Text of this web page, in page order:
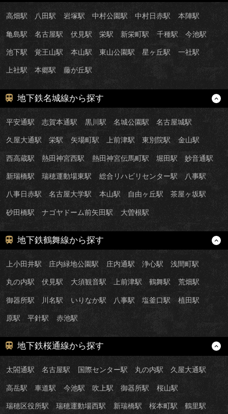
高畑駅 八田駅 岩塚駅 中村公園駅 中村日赤駅 本陣駅
亀島駅 名古屋駅 伏見駅 栄駅 新栄町駅 千種駅 今池駅
池下駅 覚王山駅 本山駅 東山公園駅 星ヶ丘駅 一社駅
上社駅 本郷駅 藤が丘駅
地下鉄名城線から探す
平安通駅 志賀本通駅 黒川駅 名城公園駅 名古屋城駅
久屋大通駅 栄駅 矢場町駅 上前津駅 東別院駅 金山駅
西高蔵駅 熱田神宮西駅 熱田神宮伝馬町駅 堀田駅 妙音通駅
新瑞橋駅 瑞穂運動場東駅 総合リハビリセンター駅 八事駅
八事日赤駅 名古屋大学駅 本山駅 自由ヶ丘駅 茶屋ヶ坂駅
砂田橋駅 ナゴヤドーム前矢田駅 大曽根駅
地下鉄鶴舞線から探す
上小田井駅 庄内緑地公園駅 庄内通駅 浄心駅 浅間町駅
丸の内駅 伏見駅 大須観音駅 上前津駅 鶴舞駅 荒畑駅
御器所駅 川名駅 いりなか駅 八事駅 塩釜口駅 植田駅
原駅 平針駅 赤池駅
地下鉄桜通線から探す
太閤通駅 名古屋駅 国際センター駅 丸の内駅 久屋大通駅
高岳駅 車道駅 今池駅 吹上駅 御器所駅 桜山駅
瑞穂区役所駅 瑞穂運動場西駅 新瑞橋駅 桜本町駅 鶴里駅